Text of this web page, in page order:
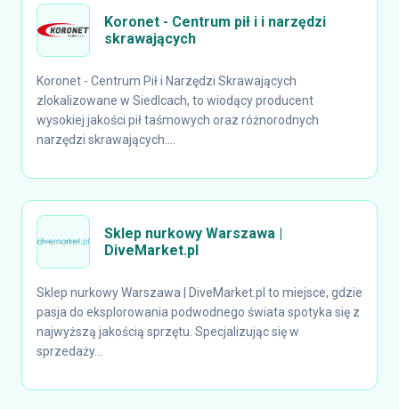
Koronet - Centrum pił i i narzędzi
skrawających
Koronet - Centrum Pił i Narzędzi Skrawających
zlokalizowane w Siedlcach, to wiodący producent
wysokiej jakości pił taśmowych oraz różnorodnych
narzędzi skrawających....
Sklep nurkowy Warszawa |
DiveMarket.pl
Sklep nurkowy Warszawa | DiveMarket.pl to miejsce, gdzie
pasja do eksplorowania podwodnego świata spotyka się z
najwyższą jakością sprzętu. Specjalizując się w
sprzedaży...